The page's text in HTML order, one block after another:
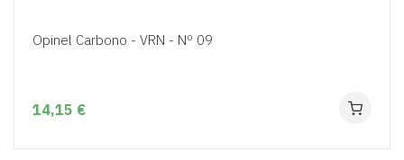
Opinel Carbono - VRN - Nº 09
14,15 €